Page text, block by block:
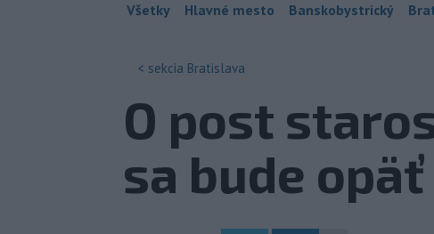
Všetky Hlavné mesto Banskobystrický
< sekcia Bratislava
O post
sa bude